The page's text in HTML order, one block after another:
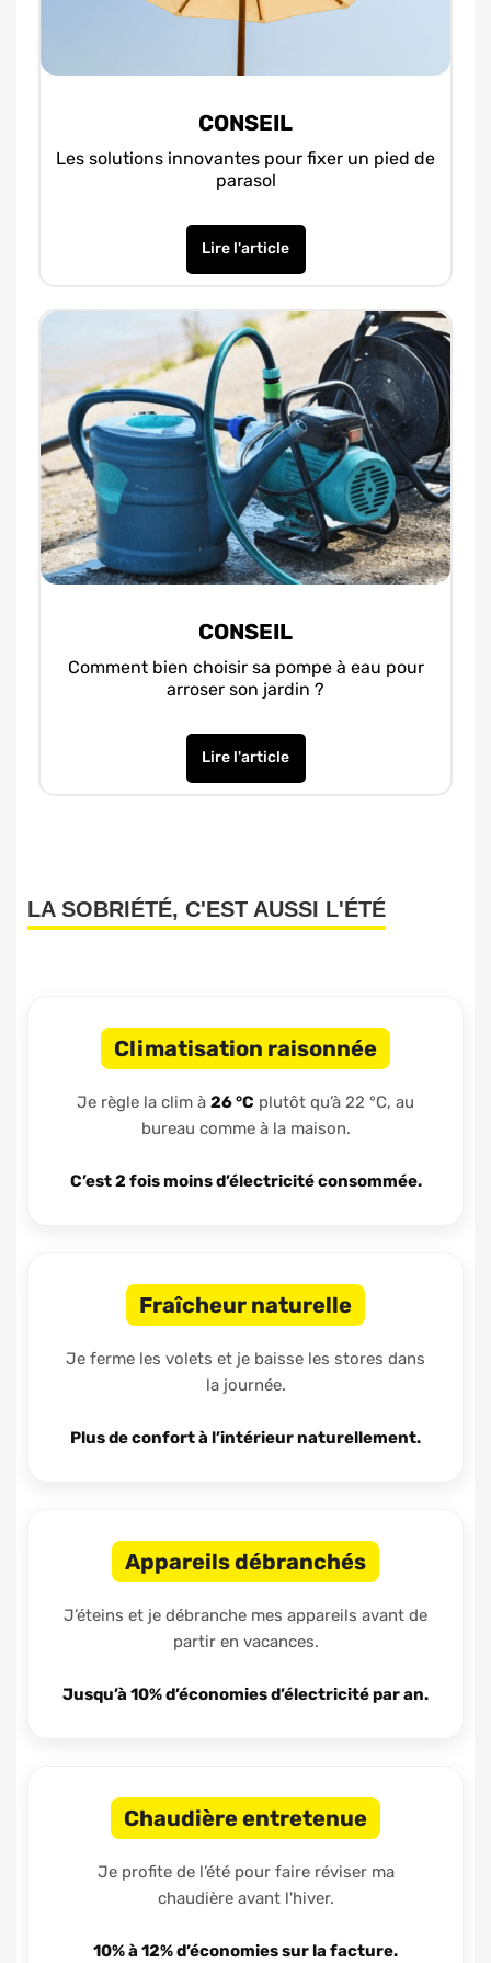
CONSEIL
Les solutions innovantes pour fixer un pied de
parasol
Lire l'article
CONSEIL
Comment bien choisir sa pompe à eau pour
arroser son jardin ?
Lire l'article
LA SOBRIÉTÉ, C'EST AUSSI L'ÉTÉ
Climatisation raisonnée
Je règle la clim à 26 °C plutôt qu’à 22 °C, au
bureau comme à la maison.
C’est 2 fois moins d’électricité consommée.
Fraîcheur naturelle
Je ferme les volets et je baisse les stores dans
la journée.
Plus de confort à l’intérieur naturellement.
Appareils débranchés
J’éteins et je débranche mes appareils avant de
partir en vacances.
Jusqu’à 10% d’économies d’électricité par an.
Chaudière entretenue
Je profite de l’été pour faire réviser ma
chaudière avant l'hiver.
10% à 12% d’économies sur la facture.